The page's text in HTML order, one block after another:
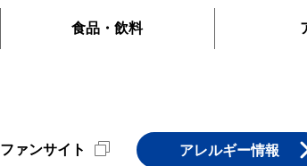
食品 ・ 飲料
ファンサイト アレルギー情報